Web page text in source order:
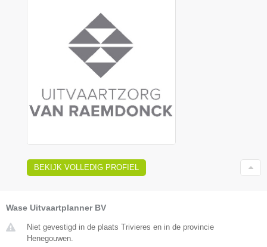
BEKIJK VOLLEDIG PROFIEL
Wase Uitvaartplanner BV
Niet gevestigd in de plaats Trivieres en in de provincie
Henegouwen.